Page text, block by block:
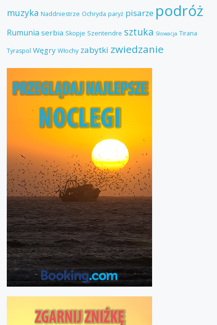
muzyka Naddniestrze Ochryda paryż pisarze podróż
Rumunia serbia Skopje Szentendre sztuka Słowacja Tirana
Tyraspol Węgry Włochy zabytki zwiedzanie